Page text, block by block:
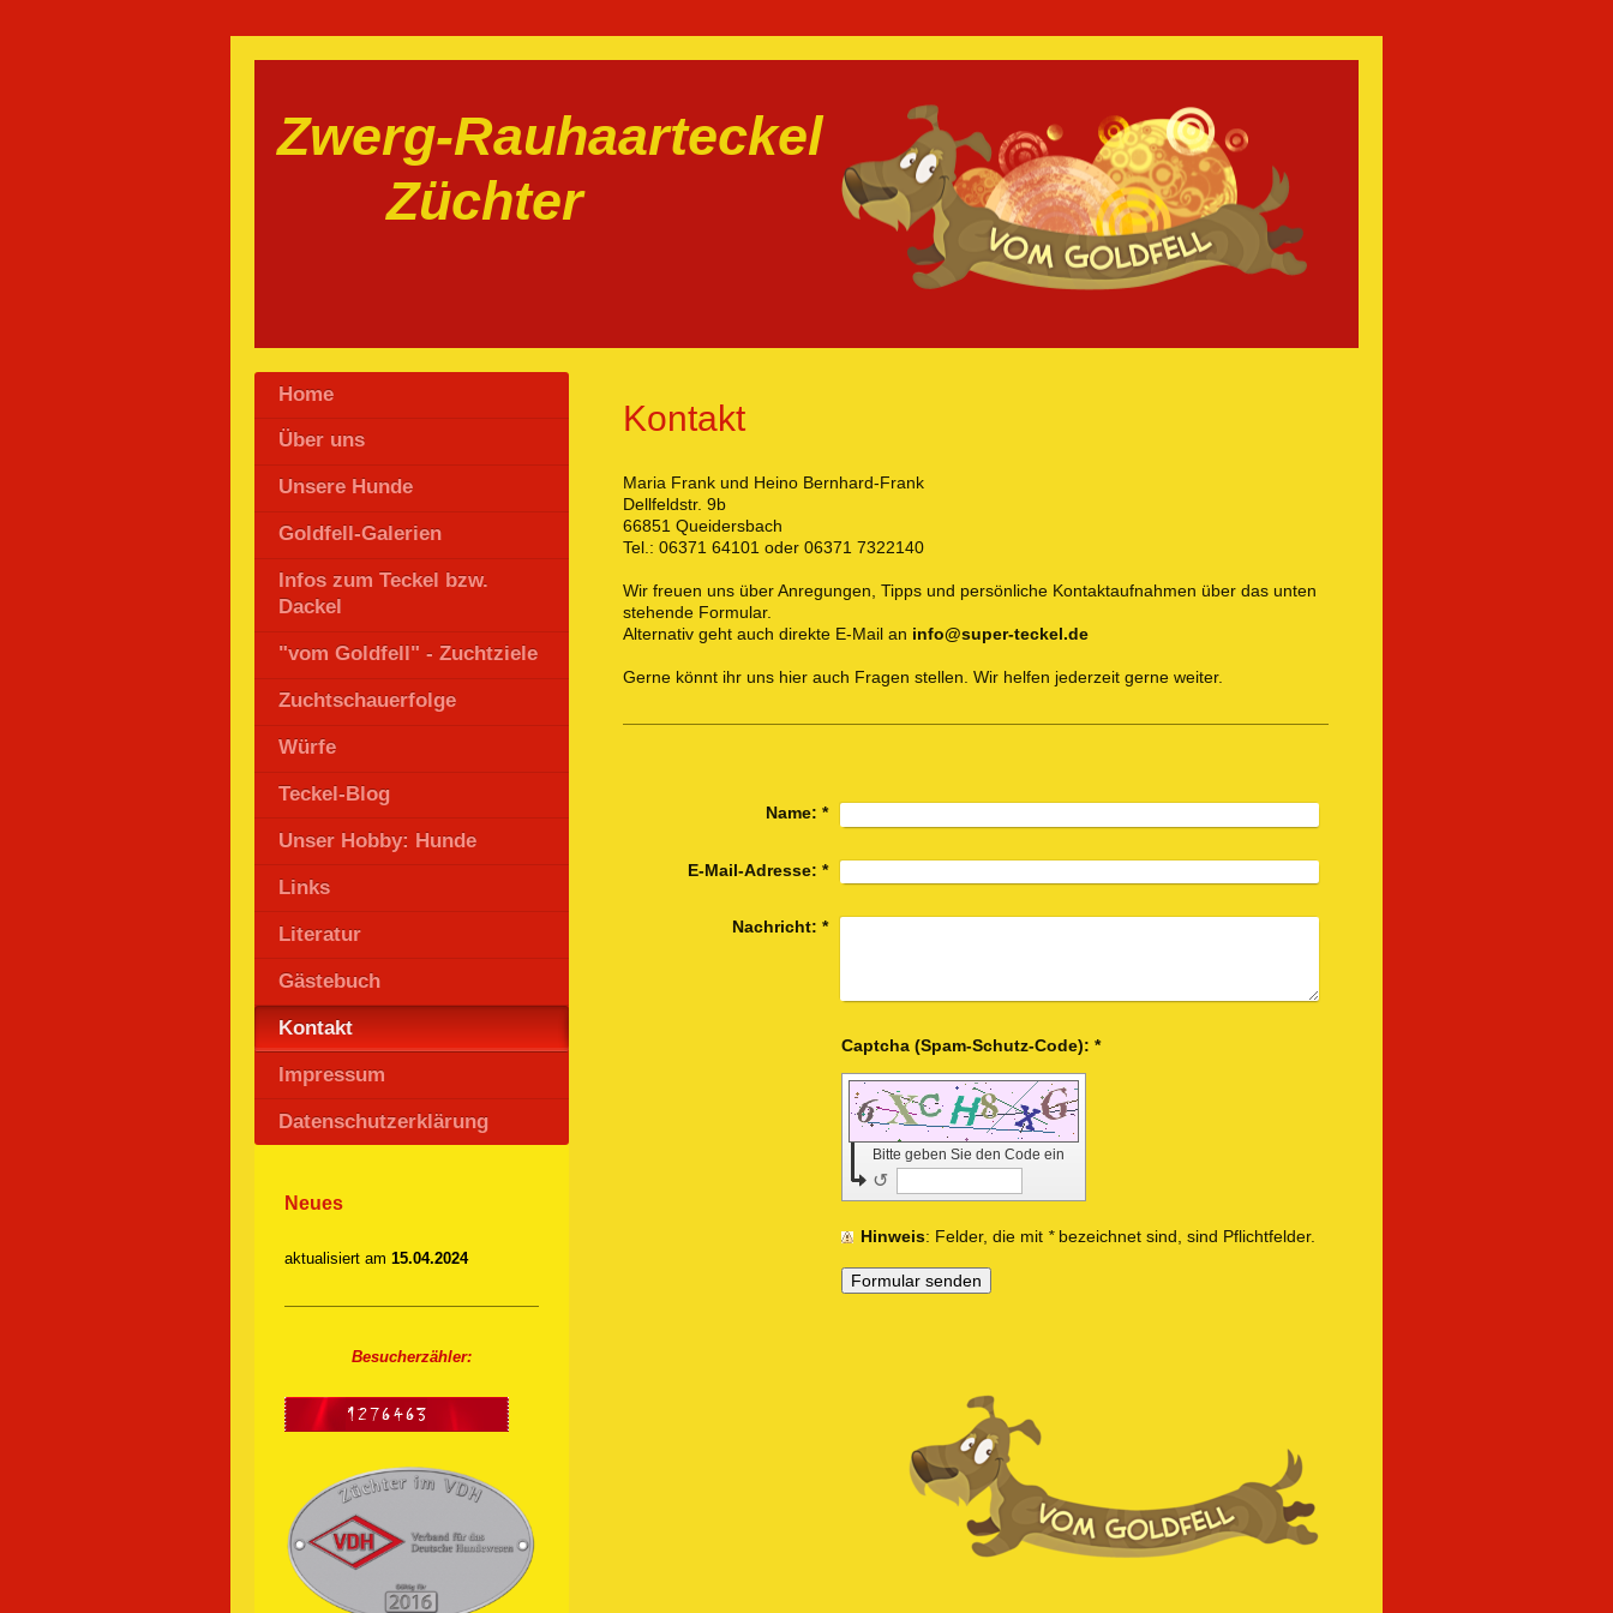
Zwerg-Rauhaarteckel
Züchter
Kontakt
Maria Frank und Heino Bernhard-Frank
Dellfeldstr. 9b
66851 Queidersbach
Tel.: 06371 64101 oder 06371 7322140
Wir freuen uns über Anregungen, Tipps und persönliche Kontaktaufnahmen über das unten
stehende Formular.
Alternativ geht auch direkte E-Mail an info@super-teckel.de
Gerne könnt ihr uns hier auch Fragen stellen. Wir helfen jederzeit gerne weiter.
Name: *
E-Mail-Adresse: *
Nachricht: *
Captcha (Spam-Schutz-Code): *
Bitte geben Sie den Code ein
↺
Hinweis : Felder, die mit *bezeichnet sind, sind Pflichtfelder.
Home
Über uns
Unsere Hunde
Goldfell-Galerien
Infos zum Teckel bzw.
Dackel
"vom Goldfell" - Zuchtziele
Zuchtschauerfolge
Würfe
Teckel-Blog
Unser Hobby: Hunde
Links
Literatur
Gästebuch
Kontakt
Impressum
Datenschutzerklärung
Neues
aktualisiert am 15.04.2024
Besucherzähler: